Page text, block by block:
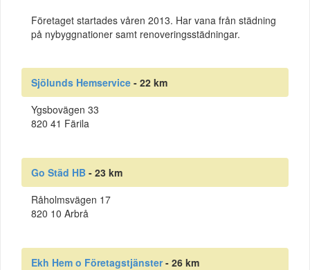
Företaget startades våren 2013. Har vana från städning
på nybyggnationer samt renoveringsstädningar.
Sjölunds Hemservice - 22 km
Ygsbovägen 33
820 41 Färila
Go Städ HB - 23 km
Råholmsvägen 17
820 10 Arbrå
Ekh Hem o Företagstjänster- 26 km